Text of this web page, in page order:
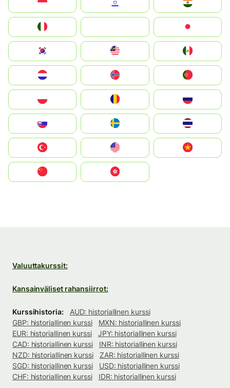
South Korea
United States
中國香港特別行政區
Valuuttakurssit:
Kansainväliset rahansiirrot:
Kurssihistoria:
AUD: historiallinen kurssi
GBP: historiallinen kurssi
MXN: historiallinen kurssi
EUR: historiallinen kurssi
JPY: historiallinen kurssi
CAD: historiallinen kurssi
INR: historiallinen kurssi
NZD: historiallinen kurssi
ZAR: historiallinen kurssi
SGD: historiallinen kurssi
USD: historiallinen kurssi
CHF: historiallinen kurssi
IDR: historiallinen kurssi